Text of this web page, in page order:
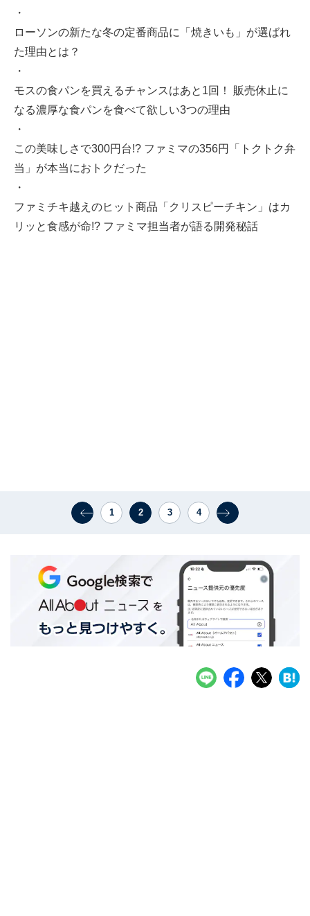
・
ローソンの新たな冬の定番商品に「焼きいも」が選ばれ
た理由とは？
・
モスの食パンを買えるチャンスはあと1回！ 販売休止に
なる濃厚な食パンを食べて欲しい3つの理由
・
この美味しさで300円台!? ファミマの356円「トクトク弁
当」が本当におトクだった
・
ファミチキ越えのヒット商品「クリスピーチキン」はカ
リッと食感が命!? ファミマ担当者が語る開発秘話
1 2 3 4